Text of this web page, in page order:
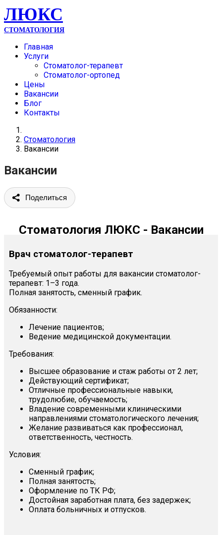
ЛЮКС
СТОМАТОЛОГИЯ
Главная
Услуги
Стоматолог-терапевт
Стоматолог-ортопед
Цены
Вакансии
Блог
Контакты
Стоматология
Вакансии
Вакансии
Поделиться
Стоматология ЛЮКС - Вакансии
Врач стоматолог-терапевт
Требуемый опыт работы для вакансии стоматолог-
терапевт: 1–3 года.
Полная занятость, сменный график.
Обязанности:
Лечение пациентов;
Ведение медицинской документации.
Требования:
Высшее образование и стаж работы от 2 лет;
Действующий сертификат;
Отличные профессиональные навыки,
трудолюбие, обучаемость;
Владение современными клиническими
направлениями стоматологического лечения;
Желание развиваться как профессионал,
ответственность, честность.
Условия:
Сменный график;
Полная занятость;
Оформление по ТК РФ;
Достойная заработная плата, без задержек;
Оплата больничных и отпусков.